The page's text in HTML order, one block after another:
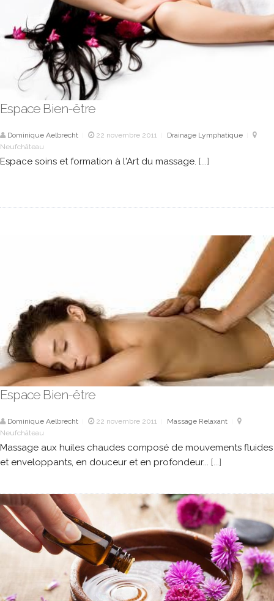
Espace Bien-être
Dominique Aelbrecht 22 novembre 2011 Drainage Lymphatique
Neufchâteau
Espace soins et formation à l'Art du massage. [...]
Espace Bien-être
Dominique Aelbrecht 22 novembre 2011 Massage Relaxant
Neufchâteau
Massage aux huiles chaudes composé de mouvements fluides
et enveloppants, en douceur et en profondeur... [...]